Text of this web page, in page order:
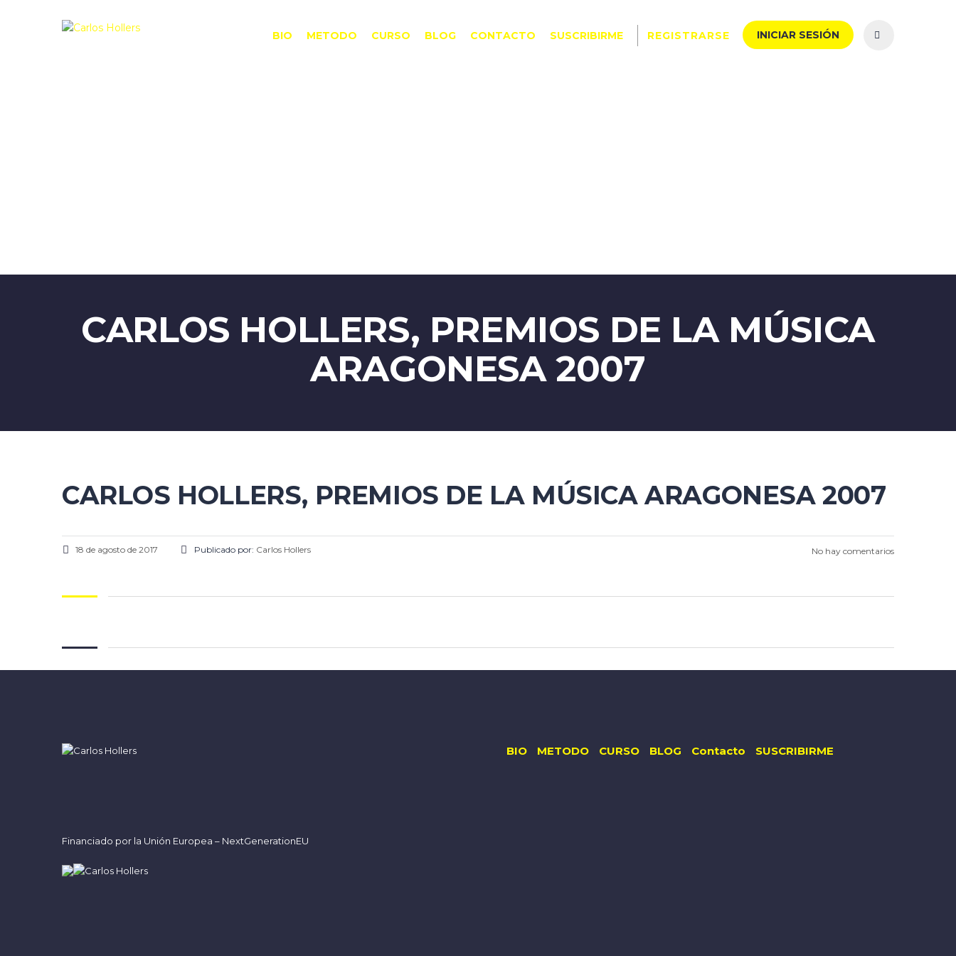
REGISTRARSE INICIAR SESIÓN
BIO METODO CURSO BLOG CONTACTO SUSCRIBIRME
CARLOS HOLLERS, PREMIOS DE LA MÚSICA
ARAGONESA 2007
CARLOS HOLLERS, PREMIOS DE LA MÚSICA ARAGONESA 2007
18 de agosto de 2017 Publicado por: Carlos Hollers No hay comentarios
BIO METODO CURSO BLOG Contacto SUSCRIBIRME
Financiado por la Unión Europea – NextGenerationEU